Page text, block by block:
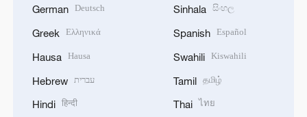
German Deutsch
Greek Ελληνικά
Hausa Hausa
Hebrew עברית
Hindi हिन्दी
Sinhala සිංහල
Spanish Español
Swahili Kiswahili
Tamil தமிழ்
Thai ไทย